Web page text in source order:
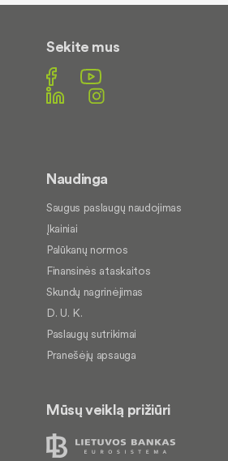
Sekite mus
Naudinga
Saugus paslaugų naudojimas
Įkainiai
Palūkanų normos
Finansinės ataskaitos
Skundų nagrinėjimas
D. U. K.
Paslaugų sutrikimai
Pranešėjų apsauga
Mūsų veiklą prižiūri